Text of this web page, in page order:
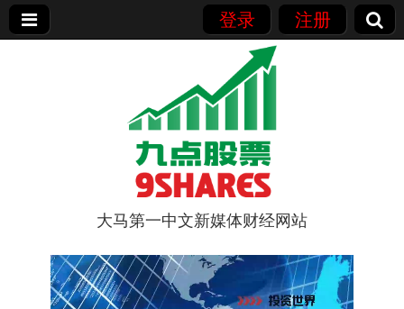
登录 注册
9点股票
大马第一中文新媒体财经网站